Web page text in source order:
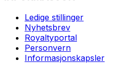
Ledige stillinger
Nyhetsbrev
Royaltyportal
Personvern
Informasjonskapsler